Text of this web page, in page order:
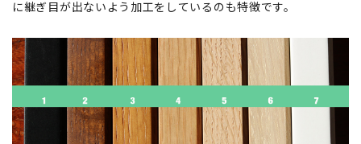
に継ぎ目が出ないよう加工をしているのも特徴です。